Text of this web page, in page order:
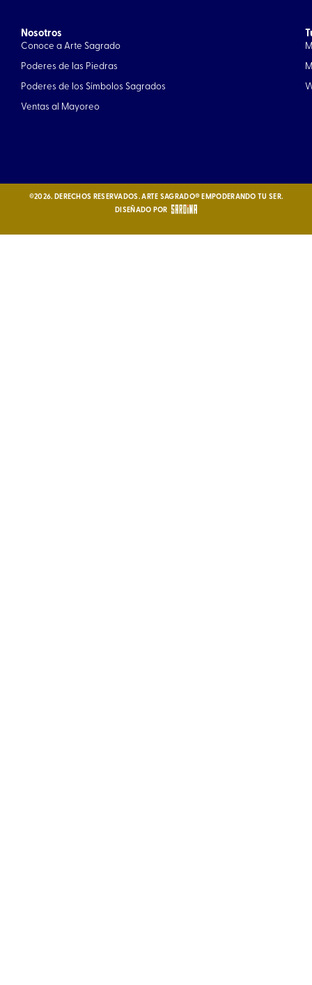
b
o
o
g
r
a
Nosotros
Conoce a Arte Sagrado
Poderes de las Piedras
Poderes de los Símbolos Sagrados
Ventas al Mayoreo
©2026. DERECHOS RESERVADOS. ARTE SAGRADO® EMPODERANDO TU SER.
DISEÑADO POR